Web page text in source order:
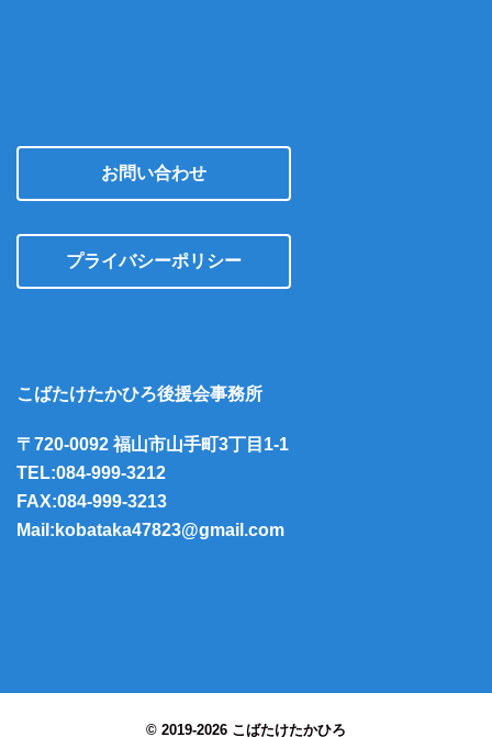
お問い合わせ
プライバシーポリシー
こばたけたかひろ後援会事務所
〒720-0092 福山市山手町3丁目1-1
TEL:084-999-3212
FAX:084-999-3213
Mail:kobataka47823@gmail.com
© 2019-2026 こばたけたかひろ